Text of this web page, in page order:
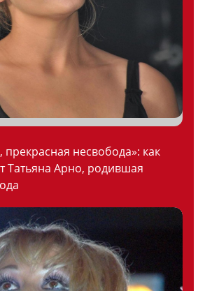
прекрасная несвобода»: как
Татьяна Арно, родившая